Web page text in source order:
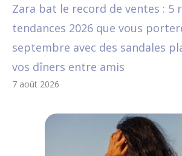
Zara bat le record de ventes : 5
tendances 2026 que vous
septembre avec des sandales
vos dîners entre amis
7 août 2026